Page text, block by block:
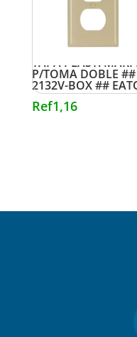
TAPA PLAST.
P/TOMA DOBLE ##
2132V-BOX ##
Ref1,16